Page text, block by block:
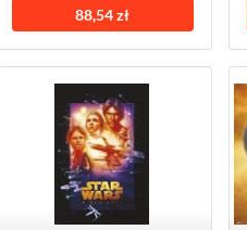
88,54 zł